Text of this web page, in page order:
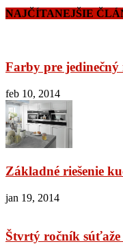
NAJČÍTANEJŠIE
Farby pre jedinečný
feb 10, 2014
Základné riešenie
jan 19, 2014
Štvrtý ročník